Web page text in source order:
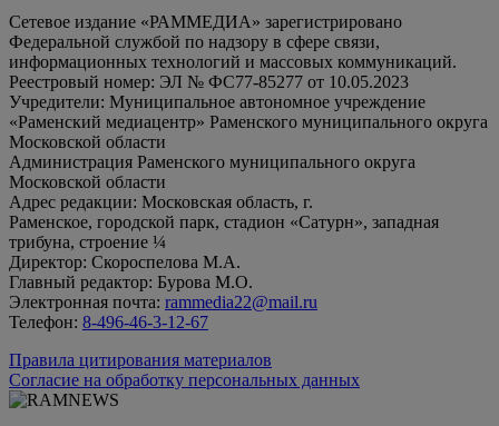
Сетевое издание «РАММЕДИА» зарегистрировано
Федеральной службой по надзору в сфере связи,
информационных технологий и массовых коммуникаций.
Реестровый номер: ЭЛ № ФС77-85277 от 10.05.2023
Учредители: Муниципальное автономное учреждение
«Раменский медиацентр» Раменского муниципального округа
Московской области
Администрация Раменского муниципального округа
Московской области
Адрес редакции: Московская область, г.
Раменское, городской парк, стадион «Сатурн», западная
трибуна, строение ¼
Директор: Скороспелова М.А.
Главный редактор: Бурова М.О.
Электронная почта: rammedia22@mail.ru
Телефон: 8-496-46-3-12-67
Правила цитирования материалов
Согласие на обработку персональных данных